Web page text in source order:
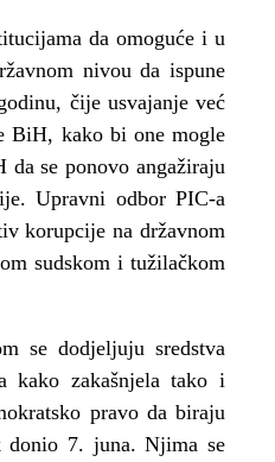
da omoguće i u
nivou da ispune
čije usvajanje već
BiH, kako bi one mogle
se ponovo angažiraju
Upravni odbor PIC-a
korupcije na državnom
sudskom i tužilačkom
se dodjeljuju sredstva
kako zakašnjela tako i
pravo da biraju
donio 7. juna. Njima se